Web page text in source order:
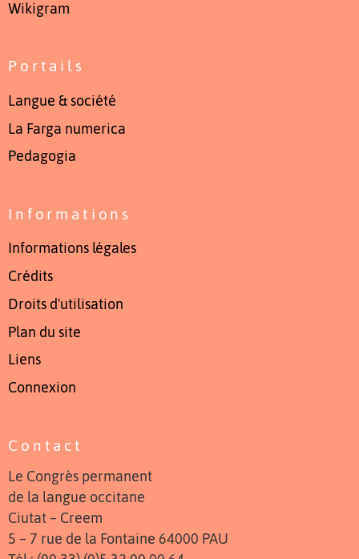
Wikigram
Portails
Langue & société
La Farga numerica
Pedagogia
Informations
Informations légales
Crédits
Droits d'utilisation
Plan du site
Liens
Connexion
Contact
Le Congrès permanent
de la langue occitane
Ciutat – Creem
5 – 7 rue de la Fontaine 64000 PAU